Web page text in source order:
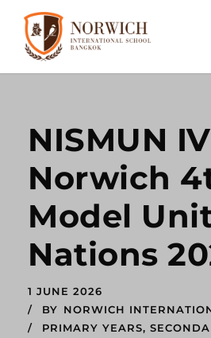
NISMUN
Norwich
Model
Nations
1 JUNE 2026
BY NORWICH
PRIMARY YEARS,